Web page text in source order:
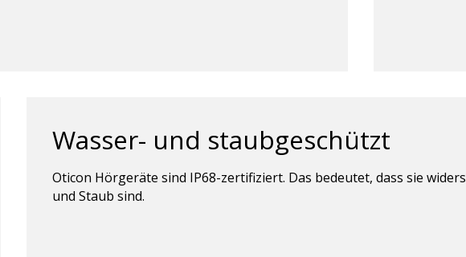
Wasser- und staubgeschützt
Oticon Hörgeräte sind IP68-zertifiziert. Das bedeutet, dass sie
und Staub sind.